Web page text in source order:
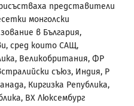
представители
монголски
в България,
сред които САЩ,
Великобритания, ФР
съюз, Индия, Р
Киргизка Република,
ВХ Люксембург